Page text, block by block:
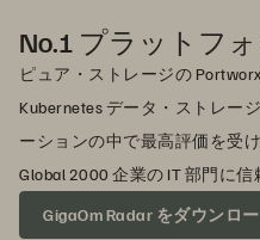
No.1 プラットフ
ピュア・ストレージの
Kubernetes データ・ストレー
ーションの中で最高評価を受
Global 2000 企業の IT 部門に
GigaOm Radar をダウンロ